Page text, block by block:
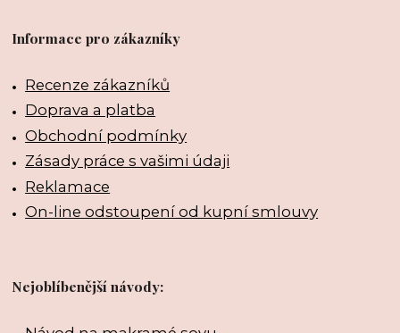
Informace pro zákazníky
Recenze zákazníků
Doprava a platba
Obchodní podmínky
Zásady práce s vašimi údaji
Reklamace
On-line odstoupení od kupní smlouvy
Nejoblíbenější návody: